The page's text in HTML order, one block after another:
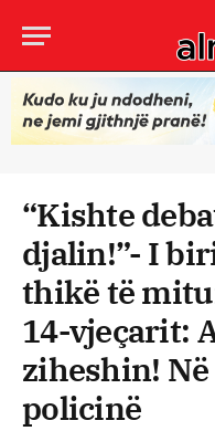
“Kishte
djalin!”- I
thikë të
14-vjeçarit:
ziheshin!
policinë